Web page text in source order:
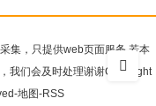
集，只提供web页面服务 若本
我们会及时处理谢谢Copyright
地图-RSS